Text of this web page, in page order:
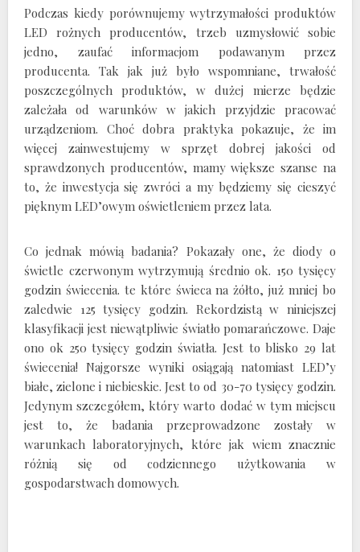
Podczas kiedy porównujemy wytrzymałości produktów
LED rożnych producentów, trzeb uzmysłowić sobie
jedno, zaufać informacjom podawanym przez
producenta. Tak jak już było wspomniane, trwałość
poszczególnych produktów, w dużej mierze będzie
zależała od warunków w jakich przyjdzie pracować
urządzeniom. Choć dobra praktyka pokazuje, że im
więcej zainwestujemy w sprzęt dobrej jakości od
sprawdzonych producentów, mamy większe szanse na
to, że inwestycja się zwróci a my będziemy się cieszyć
pięknym LED’owym oświetleniem przez lata.
Co jednak mówią badania? Pokazały one, że diody o
świetle czerwonym wytrzymują średnio ok. 150 tysięcy
godzin świecenia. te które świeca na żółto, już mniej bo
zaledwie 125 tysięcy godzin. Rekordzistą w niniejszej
klasyfikacji jest niewątpliwie światło pomarańczowe. Daje
ono ok 250 tysięcy godzin światła. Jest to blisko 29 lat
świecenia! Najgorsze wyniki osiągają natomiast LED’y
białe, zielone i niebieskie. Jest to od 30-70 tysięcy godzin.
Jedynym szczegółem, który warto dodać w tym miejscu
jest to, że badania przeprowadzone zostały w
warunkach laboratoryjnych, które jak wiem znacznie
różnią się od codziennego użytkowania w
gospodarstwach domowych.